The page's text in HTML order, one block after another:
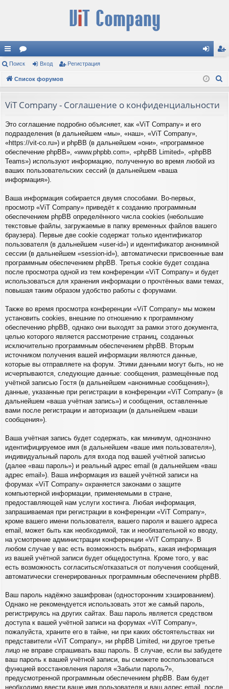
с
ы
и
ор
ум д ис
ац
Поиск Вход Регистрация
Список форумов
ViT Company - Соглашение о конфиденциальности
Это соглашение подробно объясняет, как «ViT Company» и его
подразделения (в дальнейшем «мы», «наш», «ViT Company»,
«https://vit-co.ru») и phpBB (в дальнейшем «они», «программное
обеспечение phpBB», «www.phpbb.com», «phpBB Limited», «phpBB
Teams») используют информацию, полученную во время любой из
ваших пользовательских сессий (в дальнейшем «ваша
информация»).
Ваша информация собирается двумя способами. Во-первых,
просмотр «ViT Company» приведёт к созданию программным
обеспечением phpBB определённого числа cookies (небольшие
текстовые файлы, загружаемые в папку временных файлов вашего
браузера). Первые две cookie содержат только идентификатор
пользователя (в дальнейшем «user-id») и идентификатор анонимной
сессии (в дальнейшем «session-id»), автоматически присвоенные вам
программным обеспечением phpBB. Третья cookie будет создана
после просмотра одной из тем конференции «ViT Company» и будет
использоваться для хранения информации о прочтённых вами темах,
повышая таким образом удобство работы с форумами.
Также во время просмотра конференции «ViT Company» мы можем
установить cookies, внешние по отношению к программному
обеспечению phpBB, однако они выходят за рамки этого документа,
целью которого является рассмотрение страниц, созданных
исключительно программным обеспечением phpBB. Вторым
источником получения вашей информации являются данные,
которые вы отправляете на форум. Этими данными могут быть, но не
исчерпываются, следующие данные: сообщения, размещённые под
учётной записью Гостя (в дальнейшем «анонимные сообщения»),
данные, указанные при регистрации в конференции «ViT Company» (в
дальнейшем «ваша учётная запись») и сообщения, оставленные
вами после регистрации и авторизации (в дальнейшем «ваши
сообщения»).
Ваша учётная запись будет содержать, как минимум, однозначно
идентифицируемое имя (в дальнейшем «ваше имя пользователя»),
индивидуальный пароль для входа под вашей учётной записью
(далее «ваш пароль») и реальный адрес email (в дальнейшем «ваш
адрес email»). Ваша информация из вашей учётной записи на
форумах «ViT Company» охраняется законами о защите
компьютерной информации, применяемыми в стране,
предоставляющей нам услуги хостинга. Любая информация,
запрашиваемая при регистрации в конференции «ViT Company»,
кроме вашего имени пользователя, вашего пароля и вашего адреса
email, может быть как необходимой, так и необязательной ко вводу,
на усмотрение администрации конференции «ViT Company». В
любом случае у вас есть возможность выбрать, какая информация
из вашей учётной записи будет общедоступна. Кроме того, у вас
есть возможность согласиться/отказаться от получения сообщений,
автоматически сгенерированных программным обеспечением phpBB.
Ваш пароль надёжно зашифрован (односторонним хэшированием).
Однако не рекомендуется использовать этот же самый пароль,
регистрируясь на других сайтах. Ваш пароль является средством
доступа к вашей учётной записи на форумах «ViT Company»,
пожалуйста, храните его в тайне, ни при каких обстоятельствах ни
представители «ViT Company», ни phpBB Limited, ни другое третье
лицо не вправе спрашивать ваш пароль. В случае, если вы забудете
ваш пароль к вашей учётной записи, вы сможете воспользоваться
функцией восстановления пароля «Забыли пароль?»,
предусмотренной программным обеспечением phpBB. Вам будет
необходимо ввести ваше имя пользователя и ваш адрес email, после